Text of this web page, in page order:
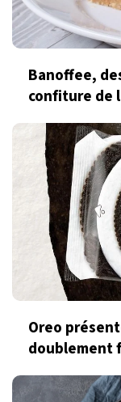
Banoffee,
confiture de
Oreo
doublement